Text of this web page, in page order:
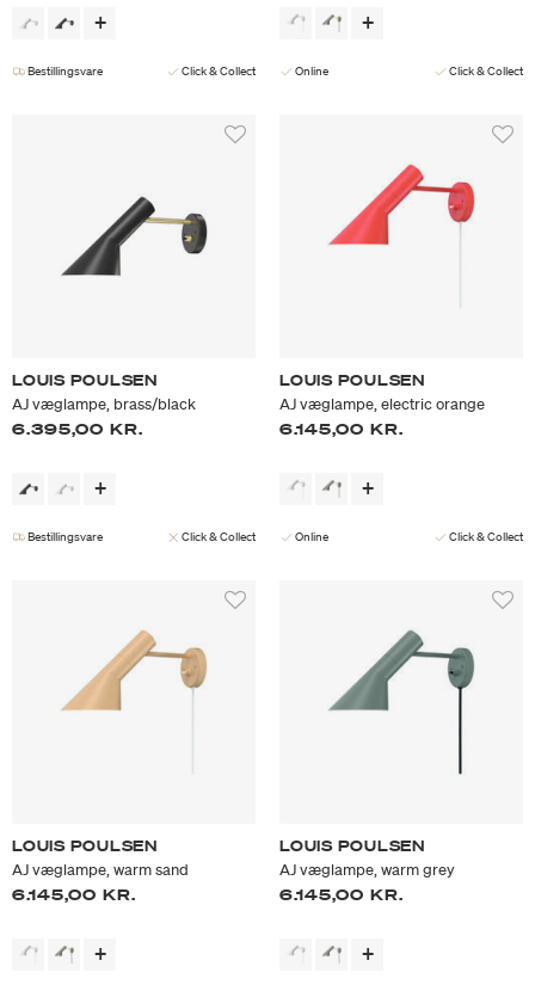
Bestillingsvare Click & Collect Online Click & Collect
LOUIS POULSEN
AJ væglampe, brass/black
6.395,00 KR.
Bestillingsvare Click & Collect
LOUIS POULSEN
AJ væglampe, electric orange
6.145,00 KR.
Online Click & Collect
LOUIS POULSEN
AJ væglampe, warm sand
6.145,00 KR.
LOUIS POULSEN
AJ væglampe, warm grey
6.145,00 KR.